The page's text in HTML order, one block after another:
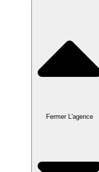
Fermer L'agence